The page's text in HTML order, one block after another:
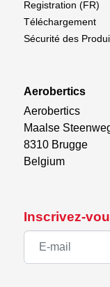
Inscrivez-
Registration (FR)
Téléchargement
Sécurité des
Aerobertics
Aerobertics
Maalse
8310 Brugge
Belgium